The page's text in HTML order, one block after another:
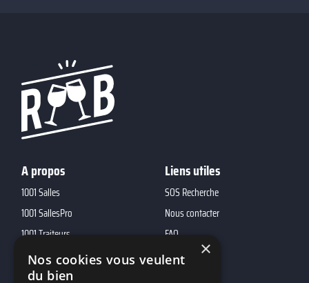
A propos
1001 Salles
1001 SallesPro
1001 Traiteurs
1001 DJ
10h01
Liens utiles
SOS Recherche
Nous contacter
FAQ
×
Nos cookies vous veulent
du bien